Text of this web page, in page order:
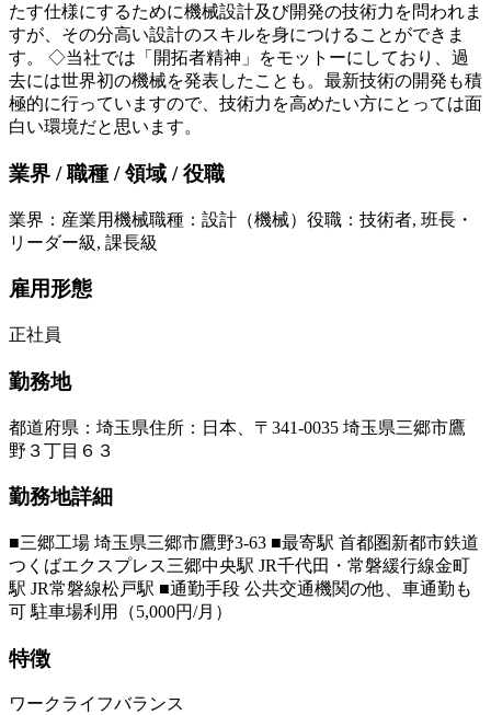
たす仕様にするために機械設計及び開発の技術力を問われま
すが、その分高い設計のスキルを身につけることができま
す。 ◇当社では「開拓者精神」をモットーにしており、過
去には世界初の機械を発表したことも。最新技術の開発も積
極的に行っていますので、技術力を高めたい方にとっては面
白い環境だと思います。
業界 / 職種 / 領域 / 役職
業界 ： 産業用機械職種 ： 設計（機械） 役職 ： 技術者, 班長・
リーダー級, 課長級
雇用形態
正社員
勤務地
都道府県 ： 埼玉県住所 ： 日本、〒341-0035 埼玉県三郷市鷹
野３丁目６３
勤務地詳細
■三郷工場 埼玉県三郷市鷹野3-63 ■最寄駅 首都圏新都市鉄道
つくばエクスプレス三郷中央駅 JR千代田・常磐緩行線金町
駅 JR常磐線松戸駅 ■通勤手段 公共交通機関の他、車通勤も
可 駐車場利用（5,000円/月）
特徴
ワークライフバランス